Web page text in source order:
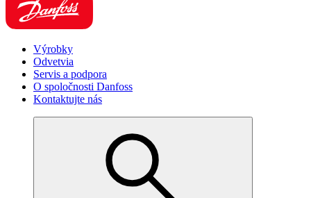
Výrobky
Odvetvia
Servis a podpora
O spoločnosti Danfoss
Kontaktujte nás